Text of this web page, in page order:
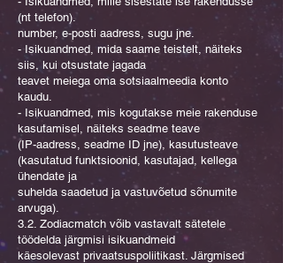
(nt telefon).
number, e-posti aadress, sugu jne.
- Isikuandmed, mida saame teistelt, näiteks
siis, kui otsustate jagada
teavet meiega oma sotsiaalmeedia konto
kaudu.
- Isikuandmed, mis kogutakse meie rakenduse
kasutamisel, näiteks seadme teave
(IP-aadress, seadme ID jne), kasutusteave
(kasutatud funktsioonid, kasutajad, kellega
ühendate ja
suhelda saadetud ja vastuvõetud sõnumite
arvuga).
3.2. Zodiacmatch võib vastavalt sätetele
töödelda järgmisi isikuandmeid
käesolevast privaatsuspoliitikast. Järgmised